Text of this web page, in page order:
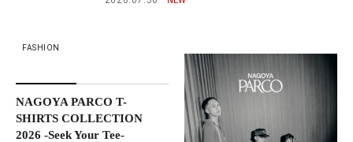
FASHION
NAGOYA PARCO T-
SHIRTS COLLECTION
2026 -Seek Your Tee-